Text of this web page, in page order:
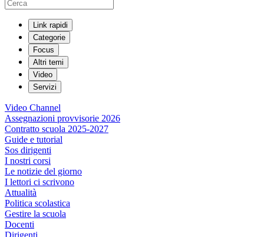
Link rapidi
Categorie
Focus
Altri temi
Video
Servizi
Video Channel
Assegnazioni provvisorie 2026
Contratto scuola 2025-2027
Guide e tutorial
Sos dirigenti
I nostri corsi
Le notizie del giorno
I lettori ci scrivono
Attualità
Politica scolastica
Gestire la scuola
Docenti
Dirigenti